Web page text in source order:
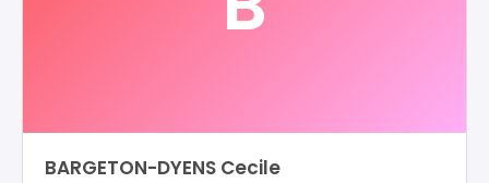
BARGETON-DYENS Cecile